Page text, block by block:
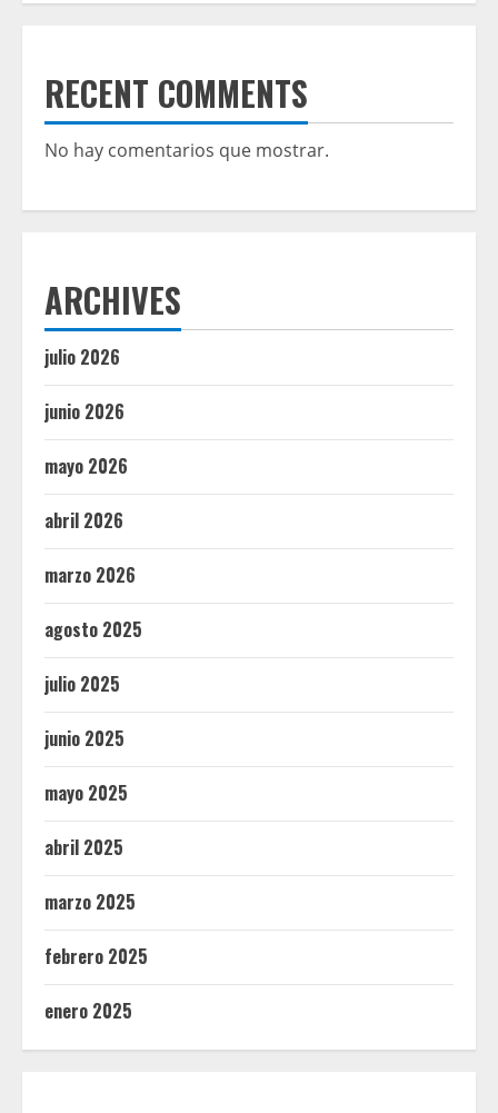
RECENT COMMENTS
No hay comentarios que mostrar.
ARCHIVES
julio 2026
junio 2026
mayo 2026
abril 2026
marzo 2026
agosto 2025
julio 2025
junio 2025
mayo 2025
abril 2025
marzo 2025
febrero 2025
enero 2025